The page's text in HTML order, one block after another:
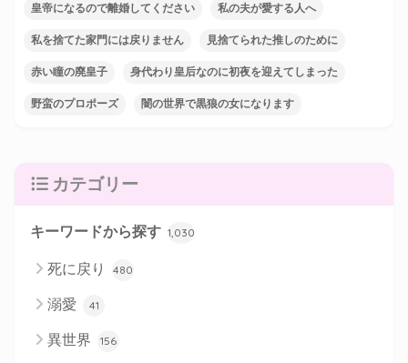
皇帝になるので離婚してください 私の夫が愛する人へ
私を捨てた家門には戻りません 見捨てられた推しのために
赤い瞳の廃皇子 身代わり皇后なのに初夜を迎えてしまった
野蛮のプロポーズ 闇の世界で黒狼の女になります
カテゴリー
キーワードから探す 1,030
死に戻り 480
溺愛 41
異世界 156